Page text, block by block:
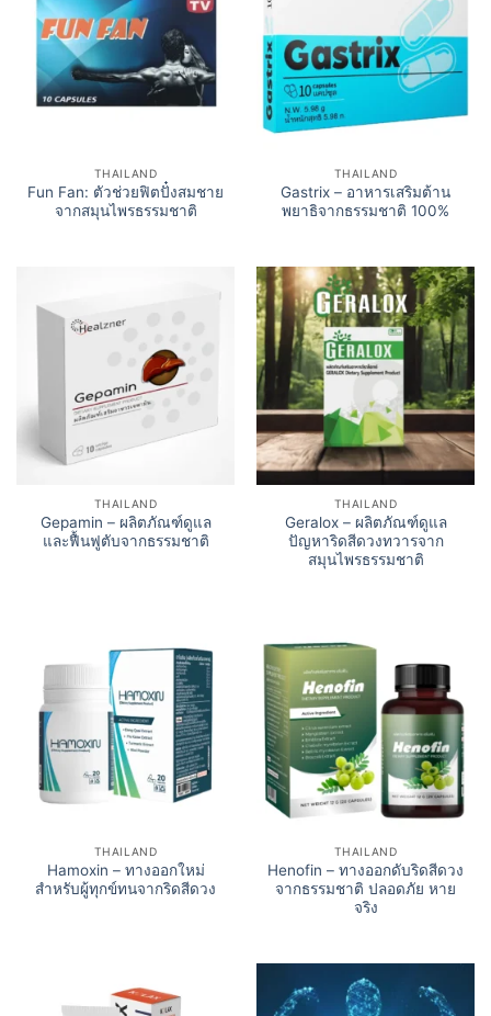
THAILAND
Fun Fan: ตัวช่วยฟิตปั๋งสมชาย
จากสมุนไพรธรรมชาติ
THAILAND
Gastrix – อาหารเสริมต้าน
พยาธิจากธรรมชาติ 100%
THAILAND
Gepamin – ผลิตภัณฑ์ดูแล
และฟื้นฟูตับจากธรรมชาติ
THAILAND
Geralox – ผลิตภัณฑ์ดูแล
ปัญหาริดสีดวงทวารจาก
สมุนไพรธรรมชาติ
THAILAND
Hamoxin – ทางออกใหม่
สำหรับผู้ทุกข์ทนจากริดสีดวง
THAILAND
Henofin – ทางออกดับริดสีดวง
จากธรรมชาติ ปลอดภัย หาย
จริง